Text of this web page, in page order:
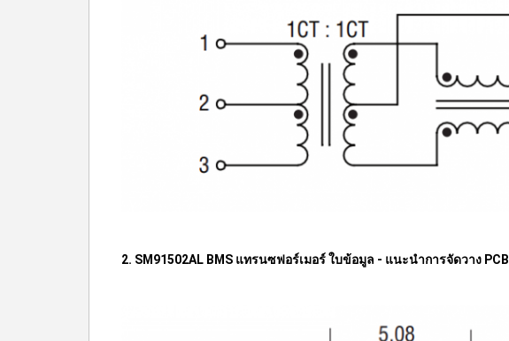
2. SM91502AL BMS แทรนซฟอร์เมอร์ ใบข้อมูล - แนะนําการจัดวาง PCB